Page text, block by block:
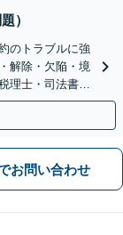
）
のトラブルに強
解除・欠陥・境
理士・司法書
】
お問い合わせ